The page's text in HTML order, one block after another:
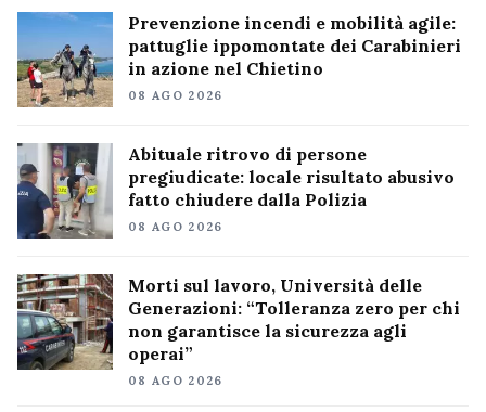
Prevenzione incendi e mobilità agile:
pattuglie ippomontate dei Carabinieri
in azione nel Chietino
08 AGO 2026
Abituale ritrovo di persone
pregiudicate: locale risultato abusivo
fatto chiudere dalla Polizia
08 AGO 2026
Morti sul lavoro, Università delle
Generazioni: “Tolleranza zero per chi
non garantisce la sicurezza agli
operai”
08 AGO 2026